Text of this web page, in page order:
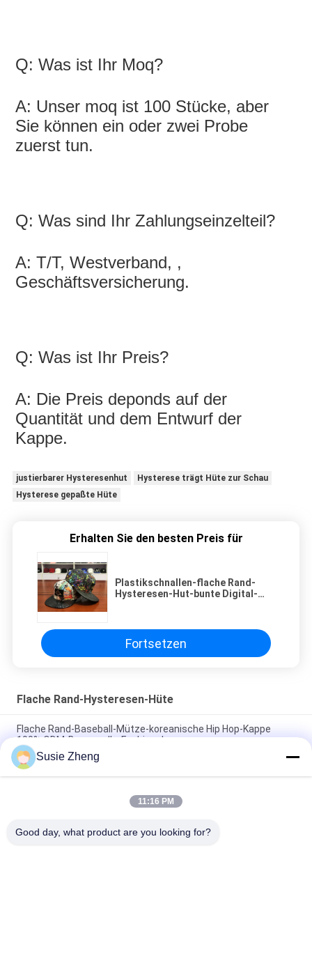
Q: Was ist Ihr Moq?
A: Unser moq ist 100 Stücke, aber
Sie können ein oder zwei Probe
zuerst tun.
Q: Was sind Ihr Zahlungseinzelteil?
A: T/T, Westverband, ,
Geschäftsversicherung.
Q: Was ist Ihr Preis?
A: Die Preis deponds auf der
Quantität und dem Entwurf der
Kappe.
justierbarer Hysteresenhut
Hysterese trägt Hüte zur Schau
Hysterese gepaßte Hüte
Erhalten Sie den besten Preis für
Plastikschnallen-flache Rand-
Hysteresen-Hut-bunte Digital-
Fortsetzen
Flache Rand-Hysteresen-Hüte
Flache Rand-Baseball-Mütze-koreanische Hip Hop-Kappe
100% ODM-Baumwolle-Fashional
Baumwolle flacher Bill Gorras 3D stickte Hysteresen-Hüte für
Männer
Customized Design black embroidery national flag special
Susie Zheng
11:16 PM
Good day, what product are you looking for?